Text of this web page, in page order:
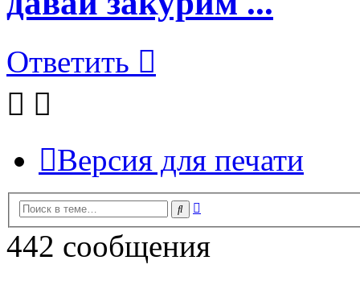
Ответить
Версия для печати
Поиск
442 сообщения